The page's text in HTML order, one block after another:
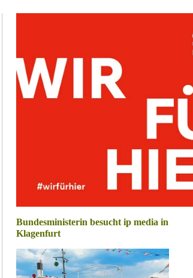
Bundesministerin besucht ip media in
Klagenfurt